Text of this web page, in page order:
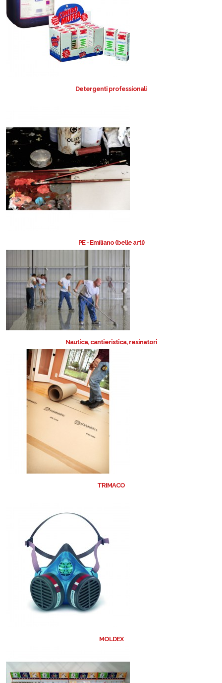
Detergenti professionali
PE - Emiliano (belle arti)
Nautica, cantieristica, resinatori
TRIMACO
MOLDEX